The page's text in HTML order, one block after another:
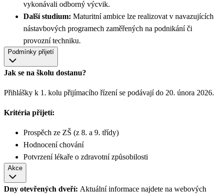
vykonávali odborný výcvik.
Další studium: Maturitní ambice lze realizovat v navazujících
nástavbových programech zaměřených na podnikání či
provozní techniku.
Podmínky přijetí
Jak se na školu dostanu?
Přihlášky k 1. kolu přijímacího řízení se podávají do 20. února 2026.
Kritéria přijetí:
Prospěch ze ZŠ (z 8. a 9. třídy)
Hodnocení chování
Potvrzení lékaře o zdravotní způsobilosti
Akce
Dny otevřených dveří: Aktuální informace najdete na webových